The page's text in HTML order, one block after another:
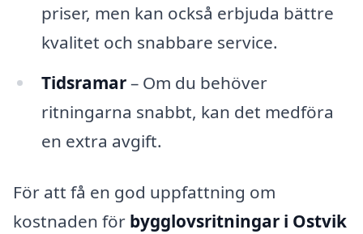
priser, men kan också erbjuda bättre
kvalitet och snabbare service.
Tidsramar– Om du behöver
ritningarna snabbt, kan det medföra
en extra avgift.
För att få en god uppfattning om
kostnaden för bygglovsritningar i Ostvik